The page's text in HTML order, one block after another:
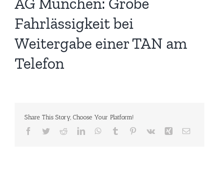
Fahrlässigkeit bei
Weitergabe einer TAN am
Telefon
Share This Story, Choose Your Platform!
Facebook
TwitterRedditLinkedInWhatsApp
Tumblr Pinterest
Vk Xing E-